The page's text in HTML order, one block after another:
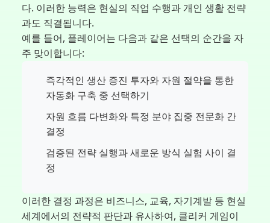
다. 이러한 능력은 현실의 직업 수행과 개인 생활 전략
과도 직결됩니다.
예를 들어, 플레이어는 다음과 같은 선택의 순간을 자
주 맞이합니다:
즉각적인 생산 증진 투자와 자원 절약을 통한
자동화 구축 중 선택하기
자원 흐름 다변화와 특정 분야 집중 전문화 간
결정
검증된 전략 실행과 새로운 방식 실험 사이 결
정
이러한 결정 과정은 비즈니스, 교육, 자기계발 등 현실
세계에서의 전략적 판단과 유사하여, 클리커 게임이